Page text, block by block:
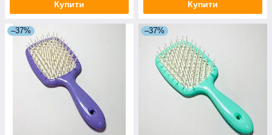
Купити Купити
–37% –37%